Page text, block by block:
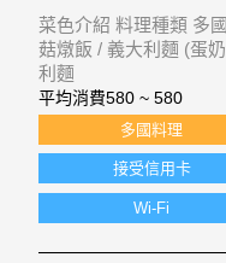
菜色介紹 料理種類 多
菇燉飯 / 義大利麵 (蛋
利麵
平均消費580 ~ 580
多國料理
接受信用卡
Wi-Fi